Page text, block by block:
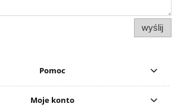
wyślij
Pomoc
Moje konto